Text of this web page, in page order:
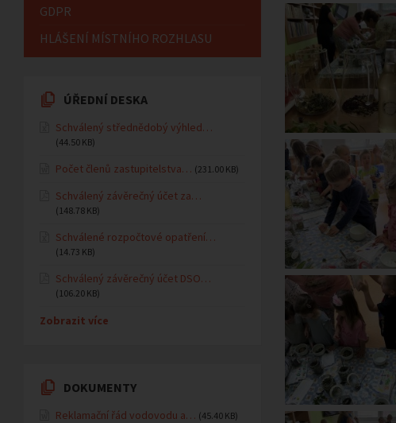
GDPR
HLÁŠENÍ MÍSTNÍHO ROZHLASU
ÚŘEDNÍ DESKA
Schválený střednědobý výhled…
(44.50 KB)
Počet členů zastupitelstva… (231.00 KB)
Schválený závěrečný účet za…
(148.78 KB)
Schválené rozpočtové opatření…
(14.73 KB)
Schválený závěrečný účet DSO…
(106.20 KB)
Zobrazit více
DOKUMENTY
Reklamační řád vodovodu a… (45.40 KB)